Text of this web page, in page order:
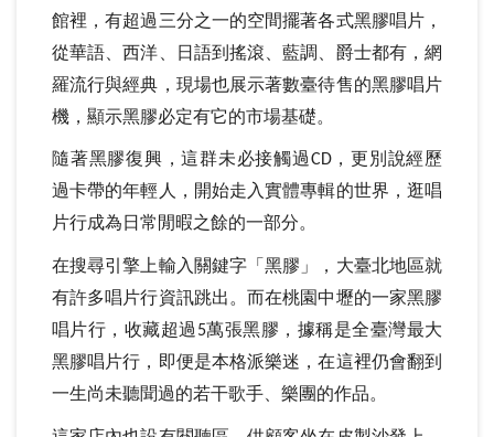
館裡，有超過三分之一的空間擺著各式黑膠唱片，
從華語、西洋、日語到搖滾、藍調、爵士都有，網
羅流行與經典，現場也展示著數臺待售的黑膠唱片
機，顯示黑膠必定有它的市場基礎。
隨著黑膠復興，這群未必接觸過CD，更別說經歷
過卡帶的年輕人，開始走入實體專輯的世界，逛唱
片行成為日常閒暇之餘的一部分。
在搜尋引擎上輸入關鍵字「黑膠」，大臺北地區就
有許多唱片行資訊跳出。而在桃園中壢的一家黑膠
唱片行，收藏超過 5萬張黑膠，據稱是全臺灣最大
黑膠唱片行，即便是本格派樂迷，在這裡仍會翻到
一生尚未聽聞過的若干歌手、樂團的作品。